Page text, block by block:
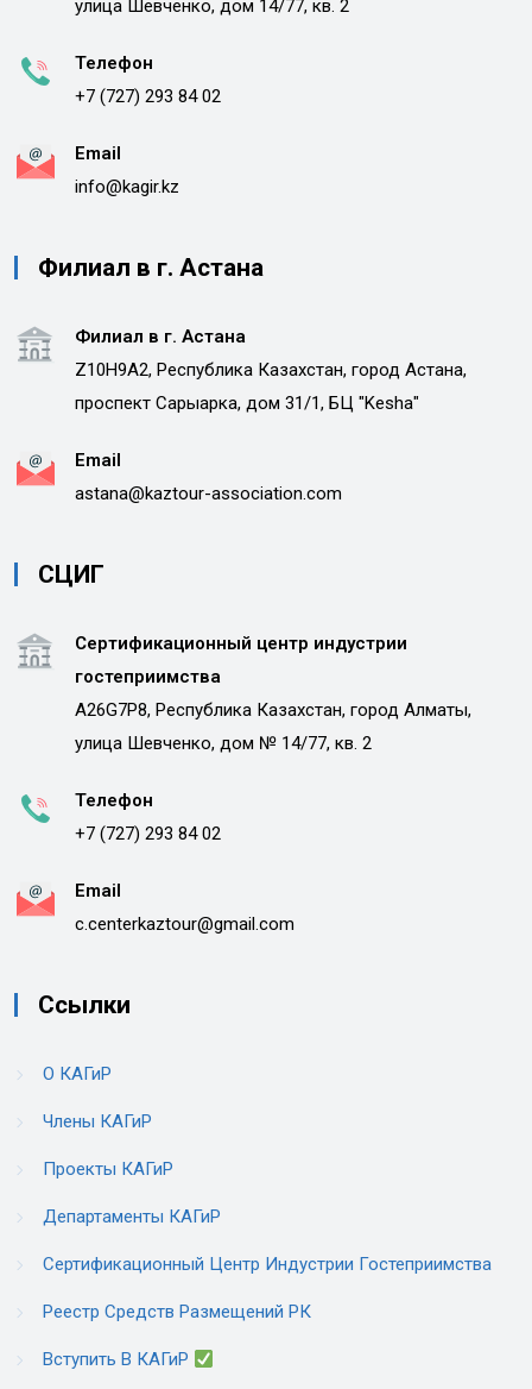
улица Шевченко, дом 14/77, кв. 2
Телефон
+7 (727) 293 84 02
Email
info@kagir.kz
Филиал в г. Астана
Филиал в г. Астана
Z10H9A2, Республика Казахстан, город Астана,
проспект Сарыарка, дом 31/1, БЦ "Kesha"
Email
astana@kaztour-association.com
СЦИГ
Сертификационный центр индустрии
гостеприимства
A26G7P8, Республика Казахстан, город Алматы,
улица Шевченко, дом № 14/77, кв. 2
Телефон
+7 (727) 293 84 02
Email
c.centerkaztour@gmail.com
Ссылки
О КАГиР
Члены КАГиР
Проекты КАГиР
Департаменты КАГиР
Сертификационный Центр Индустрии Гостеприимства
Реестр Средств Размещений РК
Вступить В КАГиР